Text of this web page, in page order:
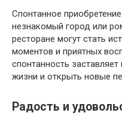
Спонтанное
незнакомый город или
ресторане могут стать
моментов и приятных
спонтанность
жизни и открыть новые
Радость и